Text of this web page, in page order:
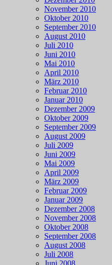
November 2010
Oktober 2010
September 2010
August 2010
Juli 2010
Juni 2010
Mai 2010
April 2010
März 2010
Februar 2010
Januar 2010
Dezember 2009
Oktober 2009
September 2009
August 2009
Juli 2009
Juni 2009
Mai 2009
April 2009
März 2009
Februar 2009
Januar 2009
Dezember 2008
November 2008
Oktober 2008
September 2008
August 2008
Juli 2008
Juni 2008